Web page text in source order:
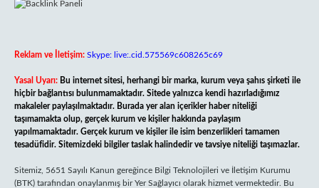
Reklam ve İletişim: Skype: live:.cid.575569c608265c69
Yasal Uyarı: Bu internet sitesi, herhangi bir marka, kurum veya şahıs şirketi ile
hiçbir bağlantısı bulunmamaktadır. Sitede yalnızca kendi hazırladığımız
makaleler paylaşılmaktadır. Burada yer alan içerikler haber niteliği
taşımamakta olup, gerçek kurum ve kişiler hakkında paylaşım
yapılmamaktadır. Gerçek kurum ve kişiler ile isim benzerlikleri tamamen
tesadüfidir. Sitemizdeki bilgiler taslak halindedir ve tavsiye niteliği taşımazlar.
Sitemiz, 5651 Sayılı Kanun gereğince Bilgi Teknolojileri ve İletişim Kurumu
(BTK) tarafından onaylanmış bir Yer Sağlayıcı olarak hizmet vermektedir. Bu